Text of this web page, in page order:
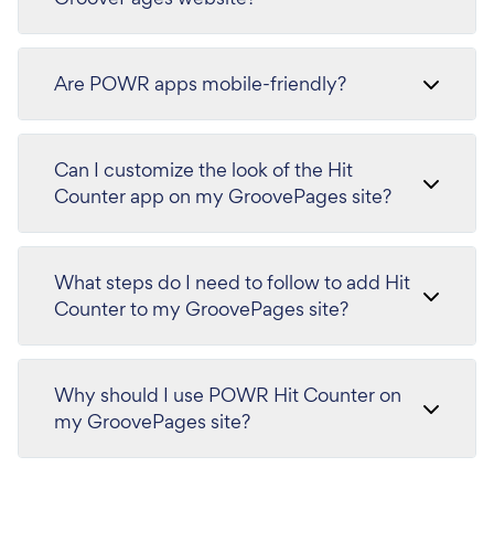
Are POWR apps mobile-friendly?
Can I customize the look of the Hit
Counter app on my GroovePages site?
What steps do I need to follow to add Hit
Counter to my GroovePages site?
Why should I use POWR Hit Counter on
my GroovePages site?